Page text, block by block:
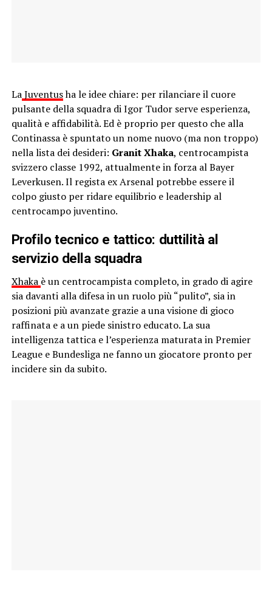
LaJuventusha le idee chiare: per rilanciare il cuore
pulsante della squadra di Igor Tudor serve esperienza,
qualità e affidabilità. Ed è proprio per questo che alla
Continassa è spuntato un nome nuovo (ma non troppo)
nella lista dei desideri: Granit Xhaka, centrocampista
svizzero classe 1992, attualmente in forza al Bayer
Leverkusen. Il regista ex Arsenal potrebbe essere il
colpo giusto per ridare equilibrio e leadership al
centrocampo juventino.
Profilo tecnico e tattico: duttilità al
servizio della squadra
Xhaka è un centrocampista completo, in grado di agire
sia davanti alla difesa in un ruolo più “pulito”, sia in
posizioni più avanzate grazie a una visione di gioco
raffinata e a un piede sinistro educato. La sua
intelligenza tattica e l’esperienza maturata in Premier
League e Bundesliga ne fanno un giocatore pronto per
incidere sin da subito.